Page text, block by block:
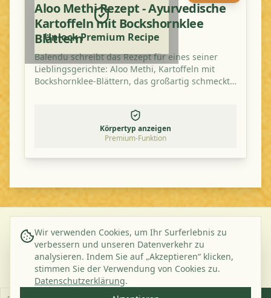
Unlock Premium Recipe
Aloo Methi Rezept - Ayurvedische
Kartoffeln mit Bockshornklee
Blättern
Balendu schreibt das Rezept für eines seiner
Lieblingsgerichte: Aloo Methi, Kartoffeln mit
Bockshornklee-Blättern, das großartig schmeckt
Körpertyp anzeigen
Premium-Funktion
©2026Ayurveda Veggie. All rights reserved.
Über unsKontaktDatenschutzerklärungAGB
Abonnieren Sie unseren Newsletter
Wir verwenden Cookies, um Ihr Surferlebnis zu
verbessern und unseren Datenverkehr zu
analysieren. Indem Sie auf „Akzeptieren“ klicken,
stimmen Sie der Verwendung von Cookies zu.
Datenschutzerklärung.